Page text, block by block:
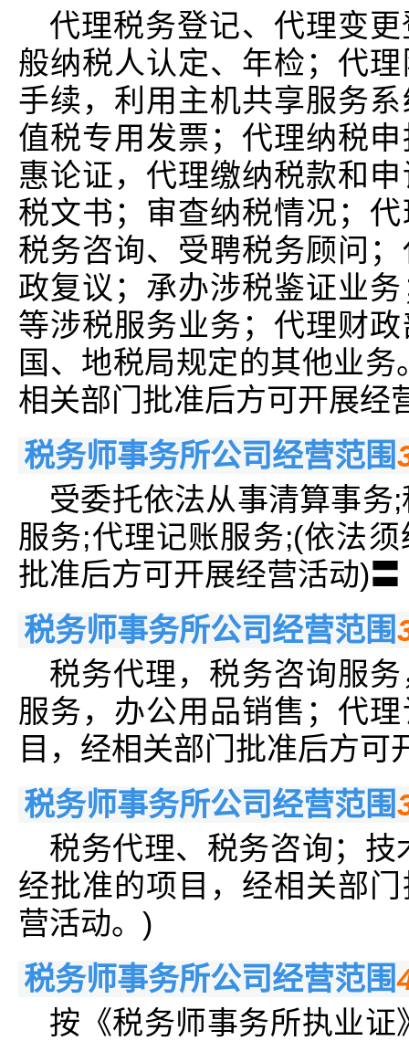
代理税务登记、代理变
般纳税人认定、年检；代
手续，利用主机共享服务
值税专用发票；代理纳税
惠论证，代理缴纳税款和
税文书；审查纳税情况；
税务咨询、受聘税务顾问
政复议；承办涉税鉴证业
等涉税服务业务；代理财
国、地税局规定的其他业
相关部门批准后方可开展经
税务师事务所公司经营范围
受委托依法从事清算事务
服务;代理记账服务;(依法
批准后方可开展经营活动)〓
税务师事务所公司经营范围
税务代理，税务咨询服
服务，办公用品销售；代
目，经相关部门批准后方可
税务师事务所公司经营范围
税务代理、税务咨询；
经批准的项目，经相关部
营活动。)
税务师事务所公司经营范围
按《税务师事务所执业